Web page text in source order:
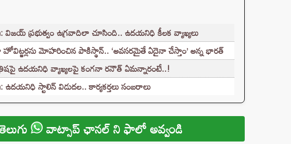
విజయ్ ప్రభుత్వం ఉగ్రవాదిలా చూసింది.. ఉదయనిధి కీలక వ్యాఖ్యలు
హోవిట్జర్లను మోహరించిన పాకిస్థాన్.. ‘అవసరమైతే ఏదైనా చేస్తాం’ అన్న భారత్
త్రిషపై ఉదయనిధి వ్యాఖ్యలపై కంగనా రనౌత్ ఏమన్నారంటే..!
ఉదయనిధి స్టాలిన్ విడుదల.. కార్యకర్తలు సంబరాలు
వాట్సాప్ ఛానల్ ని ఫాలో అవ్వండి